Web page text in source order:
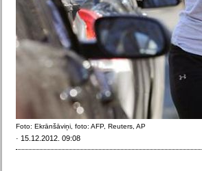
Foto: Ekrānšāviņi, foto: AFP, Reuters, AP
· 15.12.2012. 09:08